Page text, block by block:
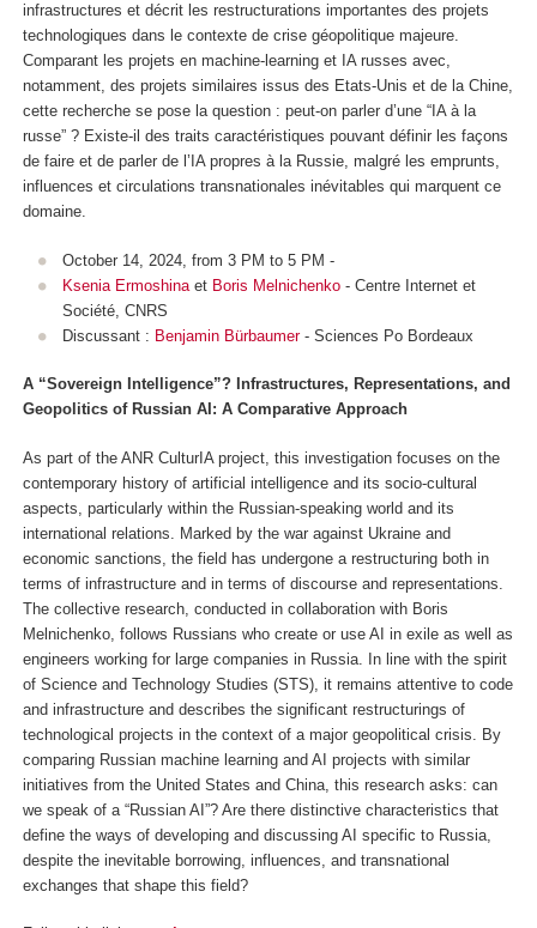
infrastructures et décrit les restructurations importantes des projets
technologiques dans le contexte de crise géopolitique majeure.
Comparant les projets en machine-learning et IA russes avec,
notamment, des projets similaires issus des Etats-Unis et de la Chine,
cette recherche se pose la question : peut-on parler d’une “IA à la
russe” ? Existe-il des traits caractéristiques pouvant définir les façons
de faire et de parler de l’IA propres à la Russie, malgré les emprunts,
influences et circulations transnationales inévitables qui marquent ce
domaine.
October 14, 2024, from 3 PM to 5 PM -
Ksenia Ermoshinaet Boris Melnichenko- Centre Internet et
Société, CNRS
Discussant : Benjamin Bürbaumer- Sciences Po Bordeaux
A “Sovereign Intelligence”? Infrastructures, Representations, and
Geopolitics of Russian AI: A Comparative Approach
As part of the ANR CulturIA project, this investigation focuses on the
contemporary history of artificial intelligence and its socio-cultural
aspects, particularly within the Russian-speaking world and its
international relations. Marked by the war against Ukraine and
economic sanctions, the field has undergone a restructuring both in
terms of infrastructure and in terms of discourse and representations.
The collective research, conducted in collaboration with Boris
Melnichenko, follows Russians who create or use AI in exile as well as
engineers working for large companies in Russia. In line with the spirit
of Science and Technology Studies (STS), it remains attentive to code
and infrastructure and describes the significant restructurings of
technological projects in the context of a major geopolitical crisis. By
comparing Russian machine learning and AI projects with similar
initiatives from the United States and China, this research asks: can
we speak of a “Russian AI”? Are there distinctive characteristics that
define the ways of developing and discussing AI specific to Russia,
despite the inevitable borrowing, influences, and transnational
exchanges that shape this field?